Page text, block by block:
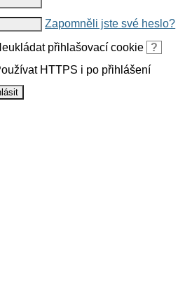
Zapomněli jste své heslo?
přihlašovací cookie
?
HTTPS i po přihlášení